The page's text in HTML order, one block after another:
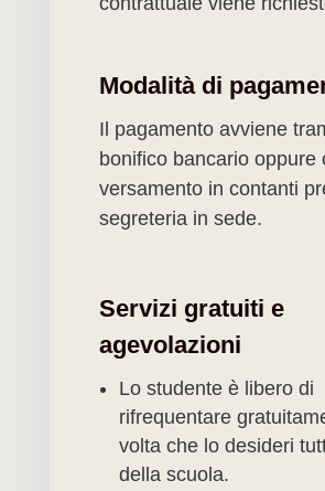
Modalità di
Il pagamento avviene
bonifico bancario oppure
versamento in contanti
segreteria in sede.
Servizi gratuiti e
agevolazioni
Lo studente è libero di
rifrequentare
volta che lo desideri
della scuola.